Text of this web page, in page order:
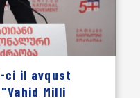
ci il avqust
Milli